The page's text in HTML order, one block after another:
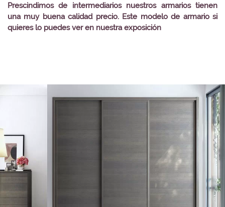
Prescindimos de intermediarios nuestros armarios tienen
una muy buena calidad precio. Este modelo de armario si
quieres lo puedes ver en nuestra exposición